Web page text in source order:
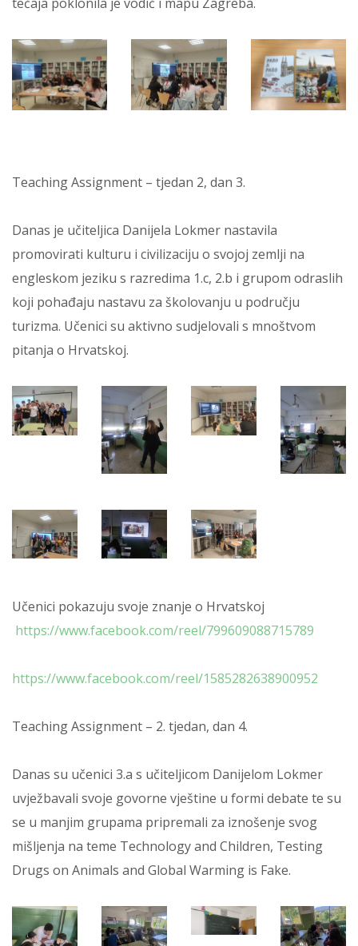
Teaching Assignment – tjedan 2, dan 3.
Danas je učiteljica Danijela Lokmer nastavila
promovirati kulturu i civilizaciju o svojoj zemlji na
engleskom jeziku s razredima 1.c, 2.b i grupom odraslih
koji pohađaju nastavu za školovanju u području
turizma. Učenici su aktivno sudjelovali s mnoštvom
pitanja o Hrvatskoj.
Učenici pokazuju svoje znanje o Hrvatskoj
https://www.facebook.com/reel/799609088715789
https://www.facebook.com/reel/1585282638900952
Teaching Assignment – 2. tjedan, dan 4.
Danas su učenici 3.a s učiteljicom Danijelom Lokmer
uvježbavali svoje govorne vještine u formi debate te su
se u manjim grupama pripremali za iznošenje svog
mišljenja na teme Technology and Children, Testing
Drugs on Animals and Global Warming is Fake.